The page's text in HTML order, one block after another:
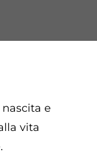
e
vita